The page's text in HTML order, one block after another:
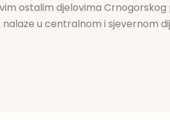
ostalim djelovima Crnogorskog
u centralnom i sjevernom